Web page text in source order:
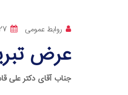
روابط عمومی 27
عرض
جناب آقای دکتر علی